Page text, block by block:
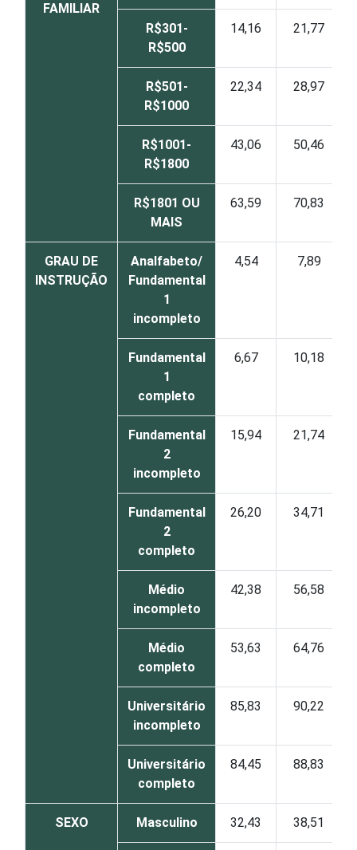
FAMILIAR
R$301-
R$500
14,16 21,77
R$501-
R$1000
22,34 28,97
R$1001-
R$1800
43,06 50,46
R$1801 OU
MAIS
63,59 70,83
GRAU DE
INSTRUÇÃO
Analfabeto/
Fundamental
1
incompleto
4,54 7,89
Fundamental
1
completo
6,67 10,18
Fundamental
2
incompleto
15,94 21,74
Fundamental
2
completo
26,20 34,71
Médio
incompleto
42,38 56,58
Médio
completo
53,63 64,76
Universitário
incompleto
85,83 90,22
Universitário
completo
84,45 88,83
SEXO Masculino 32,43 38,51